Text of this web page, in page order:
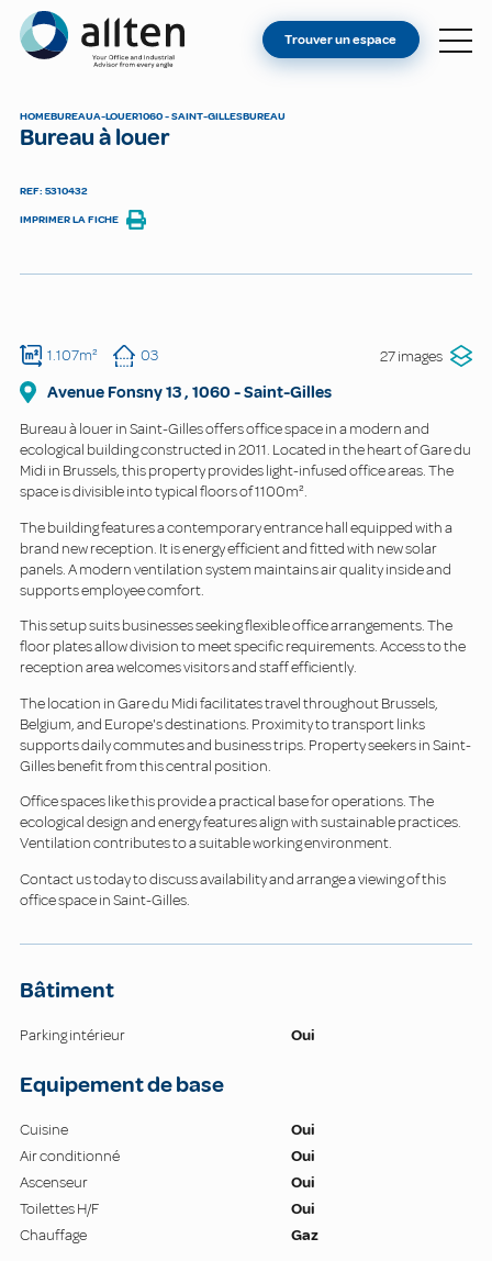
Allten
TROUVER UN ESPACE
Trouver un espace
HOMEBUREAUA-LOUER1060 - SAINT-GILLESBUREAU
Bureau à louer
REF: 5310432
IMPRIMER LA FICHE
1.107m² 03 27 images
Avenue Fonsny13, 1060 -Saint-Gilles
Bureau à louer in Saint-Gilles offers office space in a modern and
ecological building constructed in 2011. Located in the heart of Gare du
Midi in Brussels, this property provides light-infused office areas. The
space is divisible into typical floors of 1100m².
The building features a contemporary entrance hall equipped with a
brand new reception. It is energy efficient and fitted with new solar
panels. A modern ventilation system maintains air quality inside and
supports employee comfort.
This setup suits businesses seeking flexible office arrangements. The
floor plates allow division to meet specific requirements. Access to the
reception area welcomes visitors and staff efficiently.
The location in Gare du Midi facilitates travel throughout Brussels,
Belgium, and Europe's destinations. Proximity to transport links
supports daily commutes and business trips. Property seekers in Saint-
Gilles benefit from this central position.
Office spaces like this provide a practical base for operations. The
ecological design and energy features align with sustainable practices.
Ventilation contributes to a suitable working environment.
Contact us today to discuss availability and arrange a viewing of this
office space in Saint-Gilles.
Bâtiment
Parking intérieur Oui
Equipement de base
Cuisine
Oui
Air conditionné
Oui
Ascenseur
Oui
Toilettes H/F
Oui
Chauffage
Gaz